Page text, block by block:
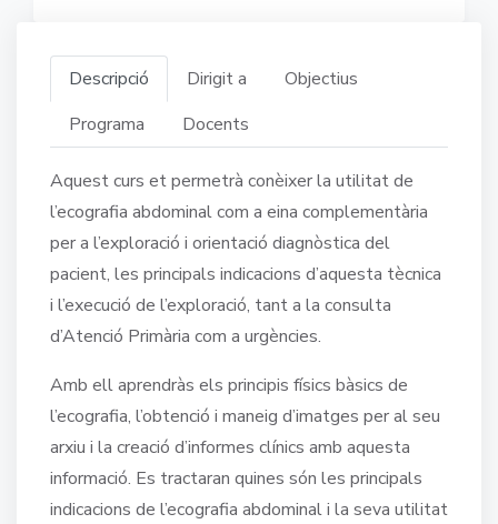
Descripció Dirigit a
Objectius
Programa
Docents
Aquest curs et permetrà conèixer la utilitat de
l’ecografia abdominal com a eina complementària
per a l’exploració i orientació diagnòstica del
pacient, les principals indicacions d’aquesta tècnica
i l’execució de l’exploració, tant a la consulta
d’Atenció Primària com a urgències.
Amb ell aprendràs els principis físics bàsics de
l’ecografia, l’obtenció i maneig d’imatges per al seu
arxiu i la creació d’informes clínics amb aquesta
informació. Es tractaran quines són les principals
indicacions de l’ecografia abdominal i la seva utilitat